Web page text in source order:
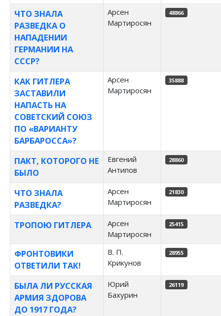
ЧТО ЗНАЛА
РАЗВЕДКА О
НАПАДЕНИИ
ГЕРМАНИИ НА
СССР?
Арсен
Мартиросян
48866
КАК ГИТЛЕРА
ЗАСТАВИЛИ
НАПАСТЬ НА
СОВЕТСКИЙ СОЮЗ
ПО «ВАРИАНТУ
БАРБАРОССА»?
Арсен
Мартиросян
35888
ПАКТ, КОТОРОГО НЕ
БЫЛО
Евгений
Антипов
28860
ЧТО ЗНАЛА
РАЗВЕДКА?
Арсен
Мартиросян
21830
ТРОПОЮ ГИТЛЕРА
Арсен
Мартиросян
25415
ФРОНТОВИКИ
ОТВЕТИЛИ ТАК!
В. П.
Крикунов
28955
БЫЛА ЛИ РУССКАЯ
АРМИЯ ЗДОРОВА
ДО 1917 ГОДА?
Юрий
Бахурин
26119